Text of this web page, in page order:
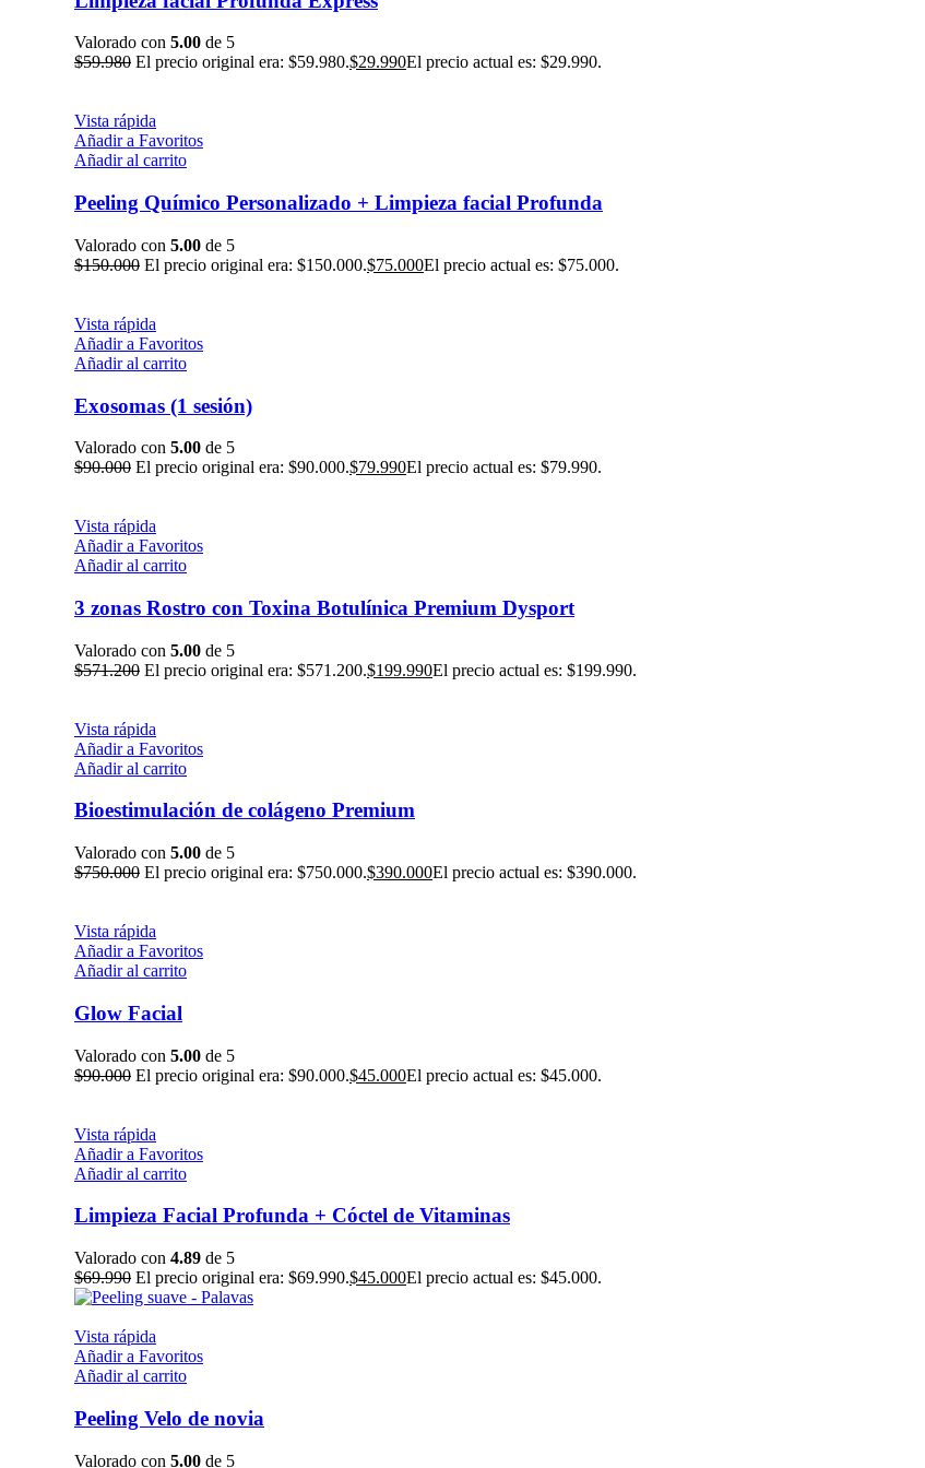
Valorado con 5.00 de 5
$59.980 El precio original era: $59.980.$29.990El precio actual es: $29.990.
Vista rápida
Añadir a Favoritos
Añadir al carrito
Peeling Químico Personalizado + Limpieza facial Profunda
Valorado con 5.00 de 5
$150.000 El precio original era: $150.000.$75.000El precio actual es: $75.000.
Vista rápida
Añadir a Favoritos
Añadir al carrito
Exosomas (1 sesión)
Valorado con 5.00 de 5
$90.000 El precio original era: $90.000.$79.990El precio actual es: $79.990.
Vista rápida
Añadir a Favoritos
Añadir al carrito
3 zonas Rostro con Toxina Botulínica Premium Dysport
Valorado con 5.00 de 5
$571.200 El precio original era: $571.200.$199.990El precio actual es: $199.990.
Vista rápida
Añadir a Favoritos
Añadir al carrito
Bioestimulación de colágeno Premium
Valorado con 5.00 de 5
$750.000 El precio original era: $750.000.$390.000El precio actual es: $390.000.
Vista rápida
Añadir a Favoritos
Añadir al carrito
Glow Facial
Valorado con 5.00 de 5
$90.000 El precio original era: $90.000.$45.000El precio actual es: $45.000.
Vista rápida
Añadir a Favoritos
Añadir al carrito
Limpieza Facial Profunda + Cóctel de Vitaminas
Valorado con 4.89 de 5
$69.990 El precio original era: $69.990.$45.000El precio actual es: $45.000.
Vista rápida
Añadir a Favoritos
Añadir al carrito
Peeling Velo de novia
Valorado con 5.00 de 5